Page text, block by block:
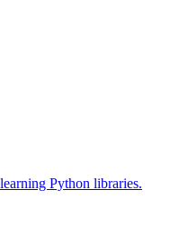
Python libraries.